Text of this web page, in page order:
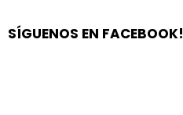
SÍGUENOS EN FACEBOOK!